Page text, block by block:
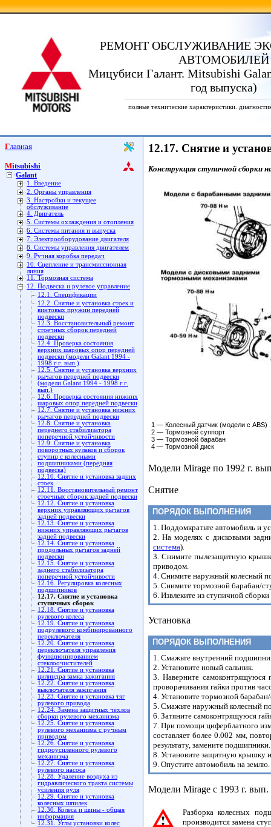
РЕМОНТ ОБСЛУЖИВАНИЕ
АВТОМОБИЛЕЙ
Мицубиси Галант. Mitsubishi
год выпуска)
полные технические характеристики.
Главная
Mitsubishi
Galant
1. Введение
2. Органы управления
3. Настройки и текущее
обслуживание
4. Двигатель
5. Системы охлаждения и отопления
6. Системы питания и выпуска
7. Электрооборудование двигателя
8. Системы управления двигателем
9. Ручная коробка передач
10. Сцепление и трансмиссионная
линия
11. Тормозная система
12. Подвеска и рулевое управление
12.1. Спецификации
12.2. Снятие и установка стоек и
винтовых пружин передней
подвески
12.3. Восстановительный ремонт
стоечных сборок передней
подвески
12.4. Проверка состояния
верхних шаровых опор передней
подвески (модели Galant 1994 -
1998 г.г. вып.)
12.5. Снятие и установка верхних
рычагов передней подвески
(модели Galant 1994 - 1998 г.г.
вып.)
12.6. Проверка состояния нижних
шаровых опор передней подвески
12.7. Снятие и установка нижних
рычагов передней подвески
12.8. Снятие и установка
переднего стабилизатора
поперечной устойчивости
12.9. Снятие и установка
поворотных кулаков и сборок
ступиц с колесными
подшипниками (передняя
подвеска)
12.10. Снятие и установка задних
стоек
12.11. Восстановительный ремонт
стоечных сборок задней подвески
12.12. Снятие и установка
верхних управляющих рычагов
задней подвески
12.13. Снятие и установка
нижних управляющих рычагов
задней подвески
12.14. Снятие и установка
продольных рычагов задней
подвески
12.15. Снятие и установка
заднего стабилизатора
поперечной устойчивости
12.16. Регулировка колесных
подшипников
12.17. Снятие и установка
ступичных сборок
12.18. Снятие и установка
рулевого колеса
12.19. Снятие и установка
подрулевого комбинированного
переключателя
12.20. Снятие и установка
переключателя управления
функционированием
стеклоочистителей
12.21. Снятие и установка
цилиндра замка зажигания
12.22. Снятие и установка
выключателя зажигания
12.23. Снятие и установка тяг
рулевого привода
12.24. Замена защитных чехлов
сборки рулевого механизма
12.25. Снятие и установка
рулевого механизма с ручным
приводом
12.26. Снятие и установка
гидроусиленного рулевого
механизма
12.27. Снятие и установка
рулевого насоса
12.28. Удаление воздуха из
гидравлического тракта системы
усиления руля
12.29. Снятие и установка
колесных шпилек
12.30. Колеса и шины - общая
информация
12.31. Углы установки колес
12.17. Снятие и
Конструкция ступичной сборки
1 — Колесный датчик (модели с ABS)
2 — Тормозной суппорт
3 — Тормозной барабан
4 — Тормозной диск
Модели Mirage по 1992 г.
Снятие
ПОРЯДОК ВЫПОЛНЕНИЯ
1. Поддомкратьте автомобиль и
2. На моделях с дисковыми
система).
3. Снимите пылезащитную
приводом.
4. Снимите наружный колесный
5. Снимите тормозной барабан/
6. Извлеките из ступичной
Установка
ПОРЯДОК ВЫПОЛНЕНИЯ
1. Смажьте внутренний
2. Установите новый сальник.
3. Наверните самоконтрящуюся
проворачивания гайки против
4. Установите тормозной
5. Смажьте наружный колесный
6. Затяните самоконтрящуюся
7. При помощи циферблатного
составляет более 0.002 мм,
результату, замените подшипники.
8. Установите защитную крышку
9. Опустите автомобиль на землю.
Модели Mirage с 1993 г. вып.
Разборка колесных
производится замена